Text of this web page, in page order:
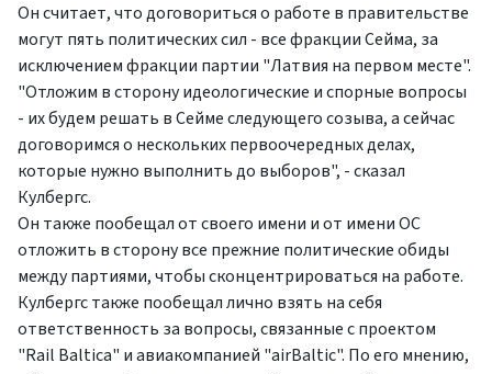
Он считает, что договориться о работе в правительстве
могут пять политических сил - все фракции Сейма, за
исключением фракции партии "Латвия на первом месте".
"Отложим в сторону идеологические и спорные вопросы
- их будем решать в Сейме следующего созыва, а сейчас
договоримся о нескольких первоочередных делах,
которые нужно выполнить до выборов", - сказал
Кулбергс.
Он также пообещал от своего имени и от имени ОС
отложить в сторону все прежние политические обиды
между партиями, чтобы сконцентрироваться на работе.
Кулбергс также пообещал лично взять на себя
ответственность за вопросы, связанные с проектом
"Rail Baltica" и авиакомпанией "airBaltic". По его мнению,